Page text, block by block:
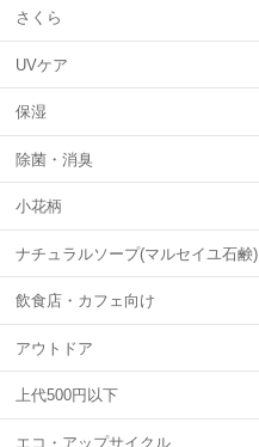
さくら
UVケア
保湿
除菌・消臭
小花柄
ナチュラルソープ(マルセイユ石鹸)
飲食店・カフェ向け
アウトドア
上代500円以下
エコ・アップサイクル